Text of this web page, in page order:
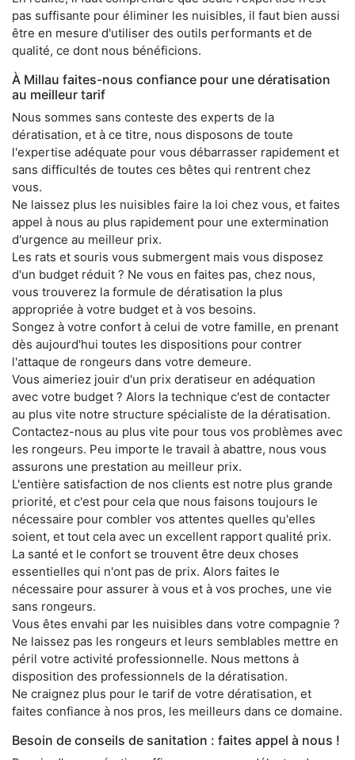
pas suffisante pour éliminer les nuisibles, il faut bien aussi
être en mesure d'utiliser des outils performants et de
qualité, ce dont nous bénéficions.
À Millau faites-nous confiance pour une dératisation
au meilleur tarif
Nous sommes sans conteste des experts de la
dératisation, et à ce titre, nous disposons de toute
l'expertise adéquate pour vous débarrasser rapidement et
sans difficultés de toutes ces bêtes qui rentrent chez
vous.
Ne laissez plus les nuisibles faire la loi chez vous, et faites
appel à nous au plus rapidement pour une extermination
d'urgence au meilleur prix.
Les rats et souris vous submergent mais vous disposez
d'un budget réduit ? Ne vous en faites pas, chez nous,
vous trouverez la formule de dératisation la plus
appropriée à votre budget et à vos besoins.
Songez à votre confort à celui de votre famille, en prenant
dès aujourd'hui toutes les dispositions pour contrer
l'attaque de rongeurs dans votre demeure.
Vous aimeriez jouir d'un prix deratiseur en adéquation
avec votre budget ? Alors la technique c'est de contacter
au plus vite notre structure spécialiste de la dératisation.
Contactez-nous au plus vite pour tous vos problèmes avec
les rongeurs. Peu importe le travail à abattre, nous vous
assurons une prestation au meilleur prix.
L'entière satisfaction de nos clients est notre plus grande
priorité, et c'est pour cela que nous faisons toujours le
nécessaire pour combler vos attentes quelles qu'elles
soient, et tout cela avec un excellent rapport qualité prix.
La santé et le confort se trouvent être deux choses
essentielles qui n'ont pas de prix. Alors faites le
nécessaire pour assurer à vous et à vos proches, une vie
sans rongeurs.
Vous êtes envahi par les nuisibles dans votre compagnie ?
Ne laissez pas les rongeurs et leurs semblables mettre en
péril votre activité professionnelle. Nous mettons à
disposition des professionnels de la dératisation.
Ne craignez plus pour le tarif de votre dératisation, et
faites confiance à nos pros, les meilleurs dans ce domaine.
Besoin de conseils de sanitation : faites appel à nous !